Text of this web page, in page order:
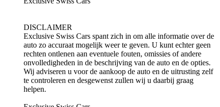
DISCLAIMER
Exclusive Swiss Cars spant zich in om alle informatie over de
auto zo accuraat mogelijk weer te geven. U kunt echter geen
rechten ontlenen aan eventuele fouten, omissies of andere
onvolledigheden in de beschrijving van de auto en de opties.
Wij adviseren u voor de aankoop de auto en de uitrusting zelf
te controleren en desgewenst zullen wij u daarbij graag
helpen.